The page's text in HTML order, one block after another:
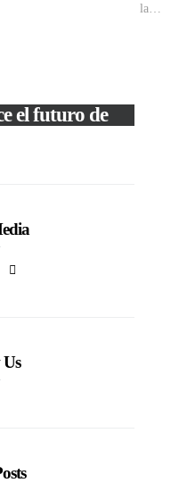
la…
el futuro de